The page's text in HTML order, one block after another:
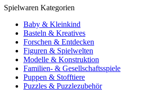
Spielwaren Kategorien
Baby & Kleinkind
Basteln & Kreatives
Forschen & Entdecken
Figuren & Spielwelten
Modelle & Konstruktion
Familien- & Gesellschaftsspiele
Puppen & Stofftiere
Puzzles & Puzzlezubehör